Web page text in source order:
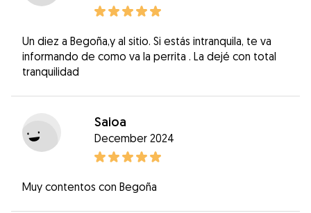
Un diez a Begoña,y al sitio. Si estás intranquila, te va
informando de como va la perrita . La dejé con total
tranquilidad
Saioa
December 2024
Muy contentos con Begoña